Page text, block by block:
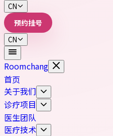
CN
预约挂号
CN
Roomchang
首页
关于我们
诊疗项目
医生团队
医疗技术